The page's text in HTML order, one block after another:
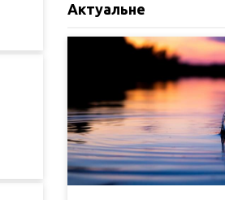
Актуальне